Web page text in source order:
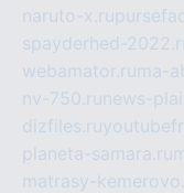
naruto-x.ru
spayderhed-
webamator.ru ma-
nv-750.ru news-
dizfiles.ru
planeta-samara.ru
matrasy-